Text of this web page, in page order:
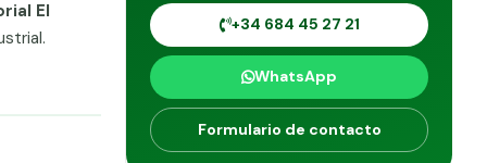
El
+34 684 45 27 21
WhatsApp
Formulario de contacto